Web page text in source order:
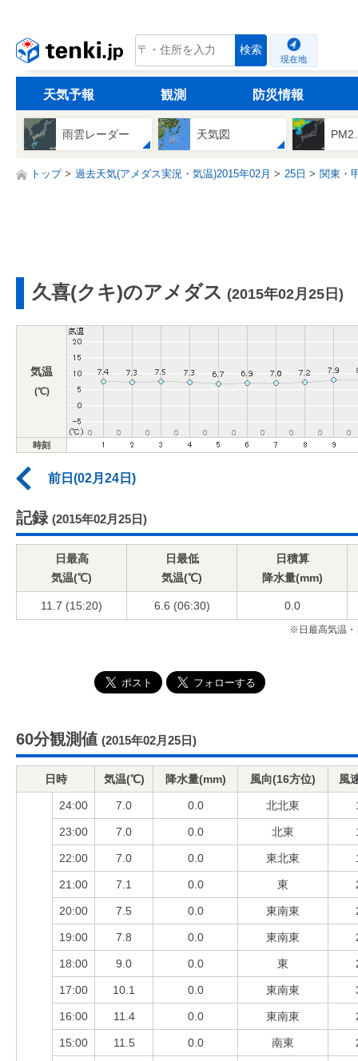
tenki.jp 検索
現在地
天気予報 観測 防災情報
雨雲レーダー 天気図
トップ 過去天気(アメダス実況・気温)2015年02月 25日 関東・
久喜(クキ)のアメダス (2015年02月25日)
気温
(℃)
時刻
前日(02月24日)
記録 (2015年02月25日)
日最高
気温(℃)
日最低
気温(℃)
日積算
降水量(mm)
11.7 (15:20) 6.6 (06:30) 0.0
※日最高気温・
60分観測値 (2015年02月25日)
日時 気温(℃) 降水量(mm) 風向(16方位) 風
24:00 7.0 0.0 北北東
23:00 7.0 0.0 北東
22:00 7.0 0.0 東北東
21:00 7.1 0.0 東
20:00 7.5 0.0 東南東
19:00 7.8 0.0 東南東
18:00 9.0 0.0 東
17:00 10.1 0.0 東南東
16:00 11.4 0.0 東南東
15:00 11.5 0.0 南東